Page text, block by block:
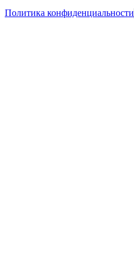
Политика конфиденциальности